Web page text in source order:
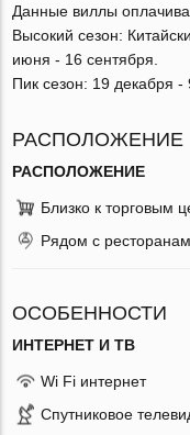
Данные виллы
Высокий сезон:
июня - 16 сентября.
Пик сезон: 19 декабря -
РАСПОЛОЖЕНИЕ
РАСПОЛОЖЕНИЕ
Близко к торговым
Рядом с
ОСОБЕННОСТИ
ИНТЕРНЕТ И ТВ
Wi Fi интернет
Спутниковое